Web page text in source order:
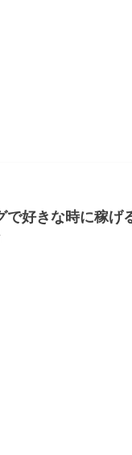
好きな時に稼げ